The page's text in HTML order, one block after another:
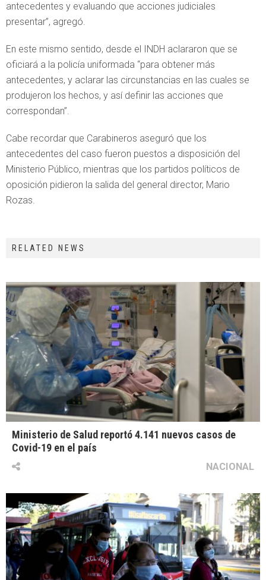
antecedentes y evaluando que acciones judiciales
presentar”, agregó.
En este mismo sentido, desde el INDH aclararon que se
oficiará a la policía uniformada “para obtener más
antecedentes, y aclarar las circunstancias en las cuales se
produjeron los hechos, y así definir las acciones que
correspondan”.
Cabe recordar que Carabineros aseguró que los
antecedentes del caso fueron puestos a disposición del
Ministerio Público, mientras que los partidos políticos de
oposición pidieron la salida del general director, Mario
Rozas.
RELATED NEWS
Ministerio de Salud reportó 4.141 nuevos casos de
Covid-19 en el país
NACIONAL